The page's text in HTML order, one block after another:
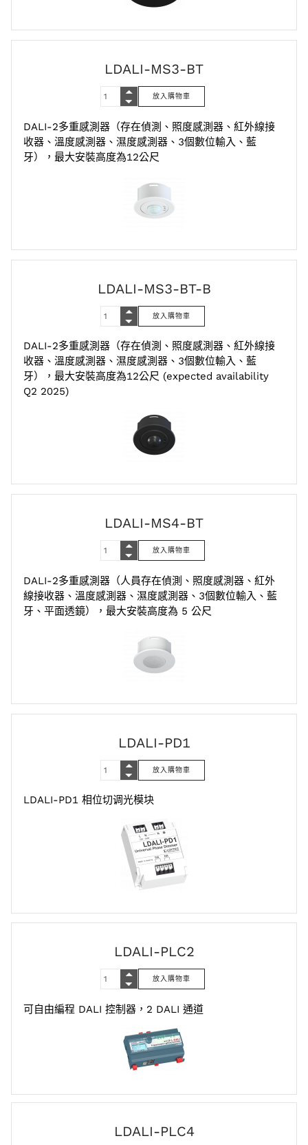
LDALI-MS3-BT
DALI-2多重感測器（存在偵測、照度感測器、紅外線接
收器、溫度感測器、濕度感測器、3個數位輸入、藍
牙），最大安裝高度為12公尺
LDALI-MS3-BT-B
DALI-2多重感測器（存在偵測、照度感測器、紅外線接
收器、溫度感測器、濕度感測器、3個數位輸入、藍
牙），最大安裝高度為12公尺 (expected availability
Q2 2025)
LDALI-MS4-BT
DALI-2多重感測器（人員存在偵測、照度感測器、紅外
線接收器、溫度感測器、濕度感測器、3個數位輸入、藍
牙、平面透鏡），最大安裝高度為 5 公尺
LDALI-PD1
LDALI-PD1 相位切调光模块
LDALI-PLC2
可自由編程 DALI 控制器，2 DALI 通道
LDALI-PLC4